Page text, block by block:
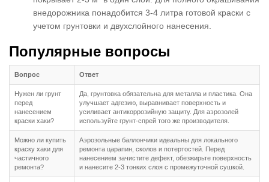
внедорожника понадобится 3-4 литра готовой краски с
учетом грунтовки и двухслойного нанесения.
Популярные вопросы
Вопрос Ответ
Нужен ли грунт
перед
нанесением
краски хаки?
Да, грунтовка обязательна для металла и пластика. Она
улучшает адгезию, выравнивает поверхность и
усиливает антикоррозийную защиту. Для аэрозолей
используйте грунт-спрей того же производителя.
Можно ли купить
краску хаки для
частичного
ремонта?
Аэрозольные баллончики идеальны для локального
ремонта царапин, сколов и потертостей. Перед
нанесением зачистите дефект, обезжирьте поверхность
и нанесите 2-3 тонких слоя с промежуточной сушкой.